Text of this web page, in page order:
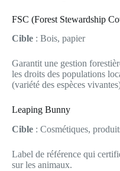
FSC (Forest Stewardship
Cible : Bois, papier
Garantit une gestion
les droits des populations
(variété des espèces
Leaping Bunny
Cible : Cosmétiques,
Label de référence qui
sur les animaux.